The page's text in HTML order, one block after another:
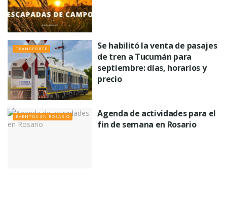
TRANSPORTE
Se habilitó la venta de pasajes
de tren a Tucumán para
septiembre: días, horarios y
precio
EVENTOS EN ROSARIO
Agenda de actividades para el
fin de semana en Rosario